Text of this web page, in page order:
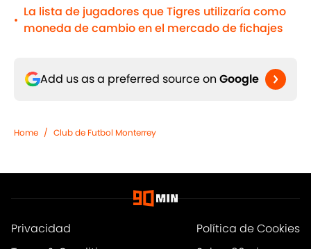
•
La lista de jugadores que Tigres utilizaría como
moneda de cambio en el mercado de fichajes
Add us as a preferred source on Google
Home / Club de Futbol Monterrey
Privacidad
Política de Cookies